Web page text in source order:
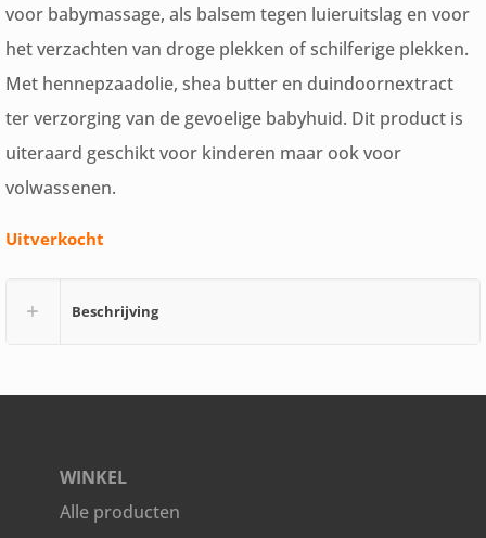
voor babymassage, als balsem tegen luieruitslag en voor
het verzachten van droge plekken of schilferige plekken.
Met hennepzaadolie, shea butter en duindoornextract
ter verzorging van de gevoelige babyhuid. Dit product is
uiteraard geschikt voor kinderen maar ook voor
volwassenen.
Uitverkocht
Beschrijving
WINKEL
Alle producten